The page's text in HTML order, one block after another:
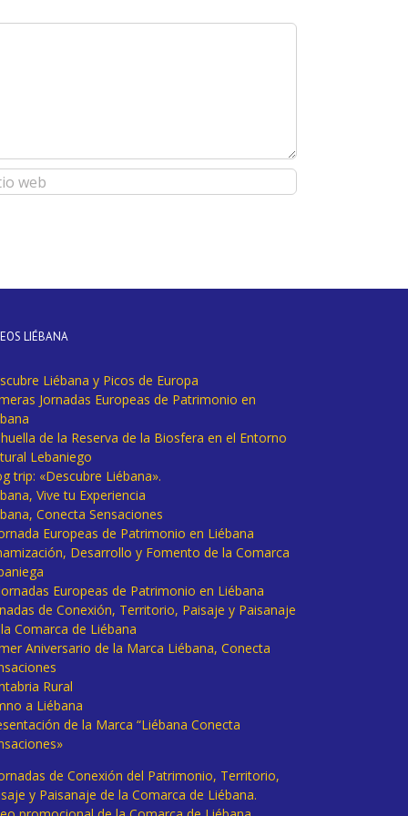
LIÉBANA
Liébana y Picos de Europa
Jornadas Europeas de Patrimonio en
de la Reserva de la Biosfera en el Entorno
Lebaniego
trip: «Descubre Liébana».
Vive tu Experiencia
Conecta Sensaciones
Europeas de Patrimonio en Liébana
Desarrollo y Fomento de la Comarca
Europeas de Patrimonio en Liébana
de Conexión, Territorio, Paisaje y Paisanaje
Comarca de Liébana
Aniversario de la Marca Liébana, Conecta
Rural
a Liébana
de la Marca “Liébana Conecta
de Conexión del Patrimonio, Territorio,
y Paisanaje de la Comarca de Liébana.